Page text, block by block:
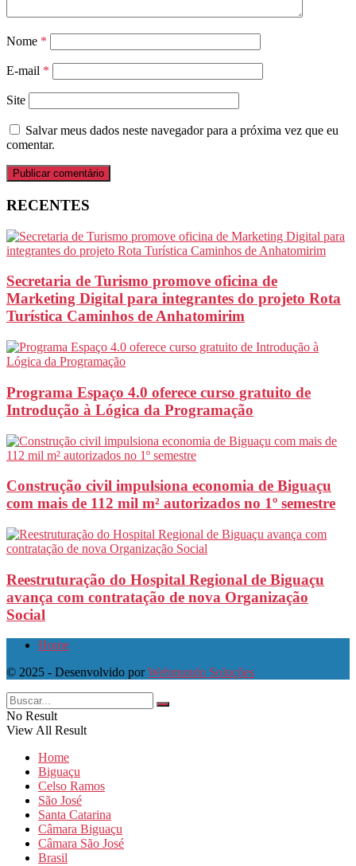
Nome *
E-mail *
Site
Salvar meus dados neste navegador para a próxima vez que eu
comentar.
RECENTES
Secretaria de Turismo promove oficina de
Marketing Digital para integrantes do projeto Rota
Turística Caminhos de Anhatomirim
Programa Espaço 4.0 oferece curso gratuito de
Introdução à Lógica da Programação
Construção civil impulsiona economia de Biguaçu
com mais de 112 mil m² autorizados no 1º semestre
Reestruturação do Hospital Regional de Biguaçu
avança com contratação de nova Organização
Social
Home
© 2025 - Desenvolvido porWebmundo Soluções
No Result
View All Result
Home
Biguaçu
Celso Ramos
São José
Santa Catarina
Câmara Biguaçu
Câmara São José
Brasil